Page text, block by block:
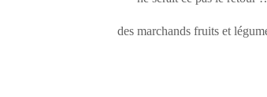
des marchands fruits et